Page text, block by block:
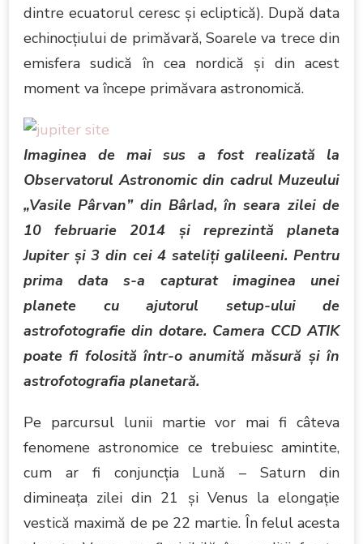
dintre ecuatorul ceresc şi ecliptică). După data
echinocţiului de primăvară, Soarele va trece din
emisfera sudică în cea nordică şi din acest
moment va începe primăvara astronomică.
Imaginea de mai sus a fost realizată la
Observatorul Astronomic din cadrul Muzeului
„Vasile Pârvan” din Bârlad, în seara zilei de
10 februarie 2014 şi reprezintă planeta
Jupiter şi 3 din cei 4 sateliţi galileeni. Pentru
prima data s-a capturat imaginea unei
planete cu ajutorul setup-ului de
astrofotografie din dotare. Camera CCD ATIK
poate fi folosită într-o anumită măsură şi în
astrofotografia planetară.
Pe parcursul lunii martie vor mai fi câteva
fenomene astronomice ce trebuiesc amintite,
cum ar fi conjuncţia Lună – Saturn din
dimineaţa zilei din 21 şi Venus la elongaţie
vestică maximă de pe 22 martie. În felul acesta